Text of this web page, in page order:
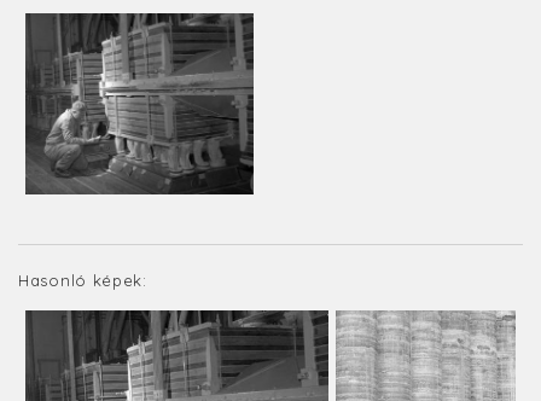
Hasonló képek: